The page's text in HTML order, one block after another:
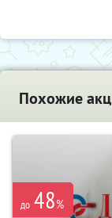
Похожие
до 48%